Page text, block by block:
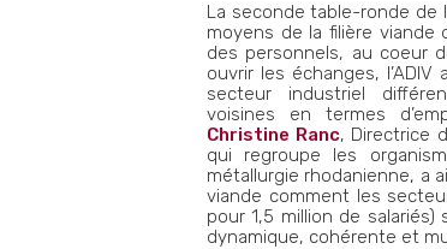
La seconde table-ronde de
moyens de la filière viande
des personnels, au coeur
ouvrir les échanges,
secteur industriel
voisines en termes
Christine Ranc, Directrice
qui regroupe les
métallurgie rhodanienne, a
viande comment les
pour 1,5 million de
dynamique, cohérente et